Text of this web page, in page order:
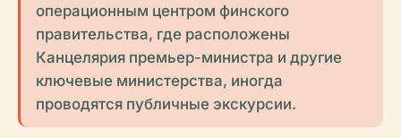
операционным центром финского
правительства, где расположены
Канцелярия премьер-министра и другие
ключевые министерства, иногда
проводятся публичные экскурсии.